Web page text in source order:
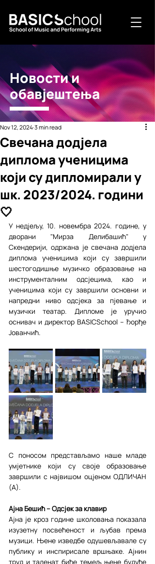
Новости и
обавјештења
Свечана додјела
диплома ученицима
који су дипломирали у
шк. 2023/2024. години
🤍
Nov 12, 20243 min read
У недјељу, 10. новембра 2024. године, у
дворани "Мирза Делибашић" у
Скендерији, одржана је свечана додјела
диплома ученицима који су завршили
шестогодишње музичко образовање на
инструменталним одсјецима, као и
ученицима који су завршили основни и
напредни ниво одсјека за пјевање и
музички театар. Дипломе је уручио
оснивач и директор BASICSchool – Ђорђе
Јованчић.
С поносом представљамо наше младе
умјетнике који су своје образовање
завршили с највишом оцјеном ОДЛИЧАН
(А).
Ајна Бешић – Одсјек за клавир
Ајна је кроз године школовања показала
изузетну посвећеност и љубав према
музици. Њене изведбе одушевљавале су
публику и инспирисале вршњаке. Ајнин
труд и таленат биће темељ њене будуће